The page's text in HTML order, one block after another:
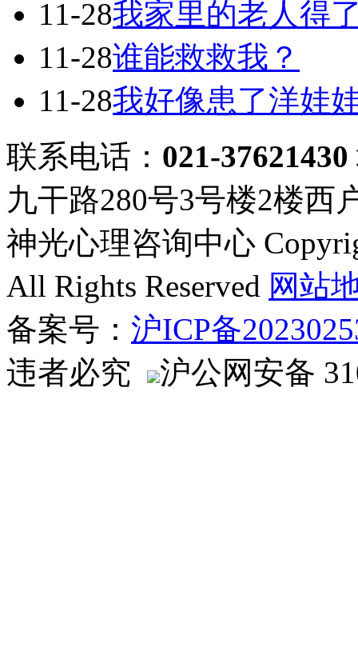
11-28我家里的老人得
11-28谁能救救我？
11-28我好像患了洋娃
联系电话： 021-37621430
九干路280号3号楼2楼西
神光心理咨询中心
All Rights Reserved 网站
备案号： 沪ICP备
违者必究
沪公网安备